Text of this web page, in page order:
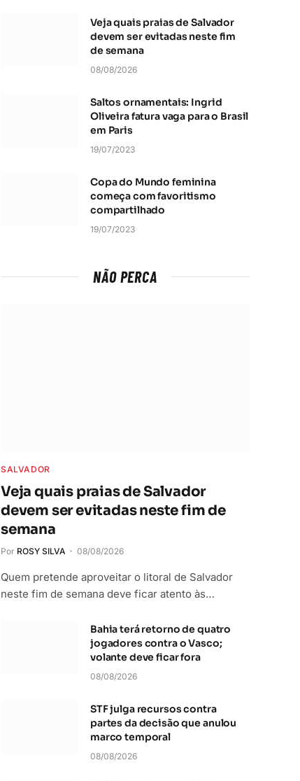
Veja quais praias de Salvador
devem ser evitadas neste fim
de semana
08/08/2026
Saltos ornamentais: Ingrid
Oliveira fatura vaga para o Brasil
em Paris
19/07/2023
Copa do Mundo feminina
começa com favoritismo
compartilhado
19/07/2023
NÃO PERCA
SALVADOR
Veja quais praias de Salvador
devem ser evitadas neste fim de
semana
Por ROSY SILVA 08/08/2026
Quem pretende aproveitar o litoral de Salvador
neste fim de semana deve ficar atento às…
Bahia terá retorno de quatro
jogadores contra o Vasco;
volante deve ficar fora
08/08/2026
STF julga recursos contra
partes da decisão que anulou
marco temporal
08/08/2026